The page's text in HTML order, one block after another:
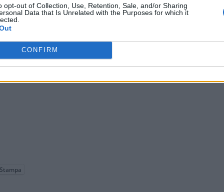
opt-out of Collection, Use, Retention, Sale, and/or Sharing
Data that Is Unrelated with the Purposes for which it
CONFIRM
Stampa